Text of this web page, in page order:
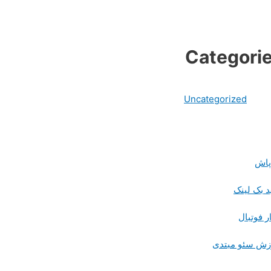
Uncategorized
بک لینک
فوتبال
سئو مبتدی